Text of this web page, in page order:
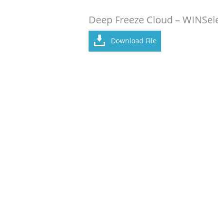
Deep Freeze Cloud –
Download File